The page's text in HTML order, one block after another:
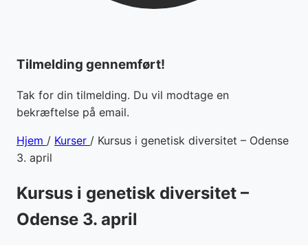
Tilmelding gennemført!
Tak for din tilmelding. Du vil modtage en
bekræftelse på email.
Hjem / Kurser / Kursus i genetisk diversitet – Odense
3. april
Kursus i genetisk diversitet –
Odense 3. april